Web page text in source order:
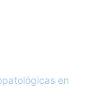
en